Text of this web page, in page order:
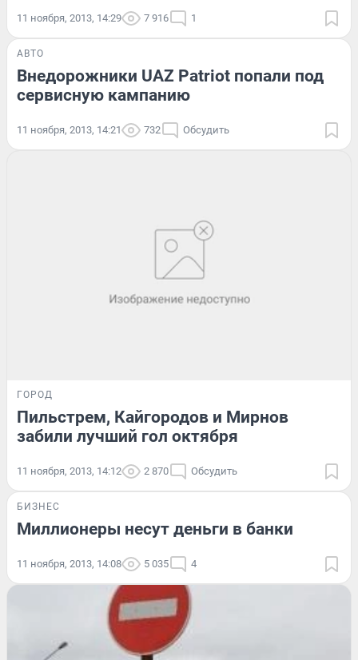
11 ноября, 2013, 14:29 7 916 1
АВТО
Внедорожники UAZ Patriot попали под
сервисную кампанию
11 ноября, 2013, 14:21 732 Обсудить
ГОРОД
Пильстрем, Кайгородов и Мирнов
забили лучший гол октября
11 ноября, 2013, 14:12 2 870 Обсудить
БИЗНЕС
Миллионеры несут деньги в банки
11 ноября, 2013, 14:08 5 035 4